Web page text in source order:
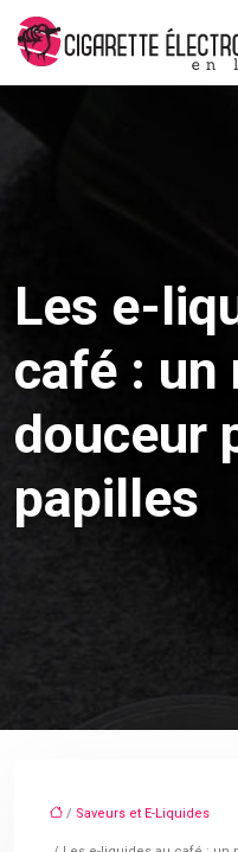
Les e-
café : un
douceur
papilles
/ Saveurs et E-Liquides